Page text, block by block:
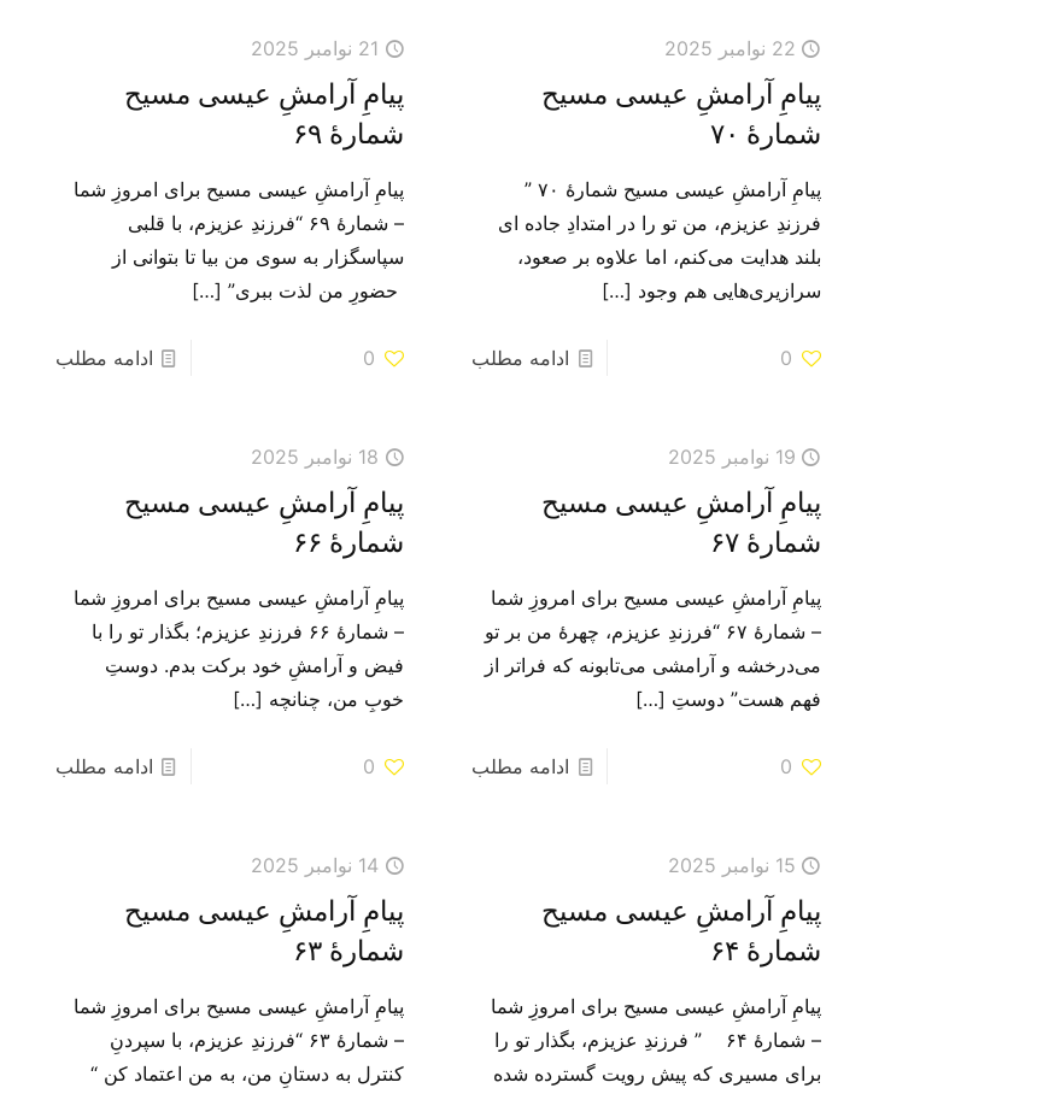
22 نوامبر 2025
پیامِ آرامشِ عیسی مسیح
شمارهٔ ۷۰
پیامِ آرامشِ عیسی مسیح شمارهٔ ۷۰ ”
فرزندِ عزیزم، من تو را در امتدادِ جاده ا‌ی
بلند هدایت می‌کنم، اما علاوه بر صعود،
سرازیری‌هایی هم وجود […]
0 ادامه مطلب
21 نوامبر 2025
پیامِ آرامشِ عیسی مسیح
شمارهٔ ۶۹
پیامِ آرامشِ عیسی مسیح برای امروزِ شما
– شمارهٔ ۶۹ “فرزندِ عزیزم، با قلبی
سپاسگزار به سوی من بیا تا بتوانی از
حضورِ من لذت ببری”[…]
0 ادامه مطلب
19 نوامبر 2025
پیامِ آرامشِ عیسی مسیح
شمارهٔ ۶۷
پیامِ آرامشِ عیسی مسیح برای امروزِ شما
– شمارهٔ ۶۷ “فرزندِ عزیزم، چهرهٔ من بر تو
می‌‌درخشه و آرامشی می‌‌تابونه که فراتر از
فهم هست” دوستِ […]
0 ادامه مطلب
18 نوامبر 2025
پیامِ آرامشِ عیسی مسیح
شمارهٔ ۶۶
پیامِ آرامشِ عیسی مسیح برای امروزِ شما
– شمارهٔ ۶۶ فرزندِ عزیزم؛ بگذار تو را با
فیض و آرامشِ خود برکت بدم. دوستِ
خوبِ من، چنانچه […]
0 ادامه مطلب
15 نوامبر 2025
پیامِ آرامشِ عیسی مسیح
شمارهٔ ۶۴
پیامِ آرامشِ عیسی مسیح برای امروزِ شما
– شمارهٔ ۶۴ ” فرزندِ عزیزم، بگذار تو را
برای مسیری که پیش رویت گسترده شده
14 نوامبر 2025
پیامِ آرامشِ عیسی مسیح
شمارهٔ ۶۳
پیامِ آرامشِ عیسی مسیح برای امروزِ شما
– شمارهٔ ۶۳ “فرزندِ عزیزم، با سپردنِ
کنترل به دستانِ من، به من اعتماد کن “